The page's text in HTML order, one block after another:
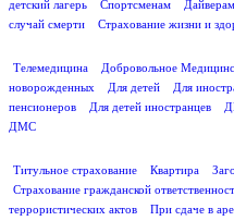
детский лагерь
Спортсменам Дайверам
случай смерти
Страхование жизни и
Телемедицина
Добровольное
новорожденных
Для детей Для
пенсионеров
Для детей иностранцев
ДМС
Титульное страхование
Квартира
Страхование гражданской
террористических актов
При сдаче в